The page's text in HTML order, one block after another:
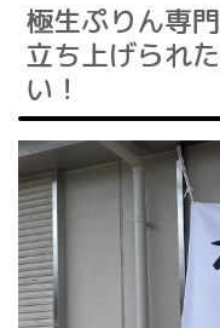
極生ぷりん専
立ち上げられ
い！